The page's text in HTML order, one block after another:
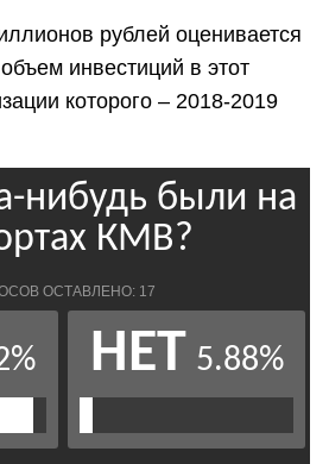
рублей оценивается
инвестиций в этот
которого – 2018-2019